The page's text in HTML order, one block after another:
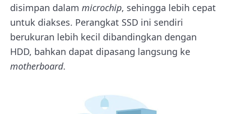
disimpan dalam microchip, sehingga lebih cepat
untuk diakses. Perangkat SSD ini sendiri
berukuran lebih kecil dibandingkan dengan
HDD, bahkan dapat dipasang langsung ke
motherboard.